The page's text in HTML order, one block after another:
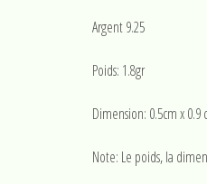
Argent 9.25
Poids: 1.8gr
Dimension: 0.5cm x 0.9
Note: Le poids, la